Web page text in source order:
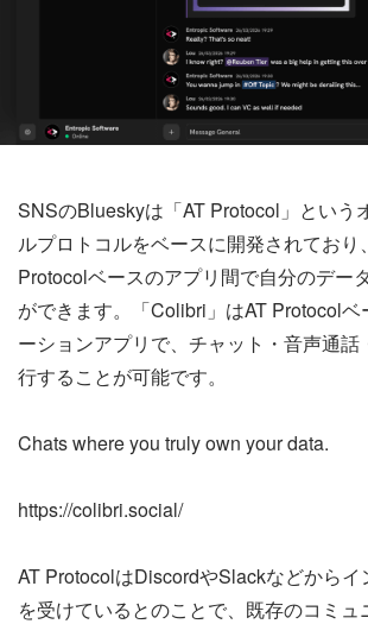
SNSのBlueskyは「AT Protocol」という
ルプロトコルをベースに開発されており
Protocolベースのアプリ間で自分のデー
ができます。「Colibri」はAT Protocol
ーションアプリで、チャット・音声通話
行することが可能です。
Chats where you truly own your data.
https://colibri.social/
AT ProtocolはDiscordやSlackなどから
を受けているとのことで、既存のコミ